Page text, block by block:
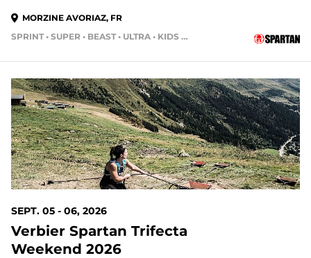
MORZINE AVORIAZ, FR
SPRINT • SUPER • BEAST • ULTRA • KIDS RACE
SEPT. 05 - 06, 2026
Verbier Spartan Trifecta
Weekend 2026